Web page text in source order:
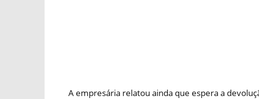
A empresária relatou ainda que espera a